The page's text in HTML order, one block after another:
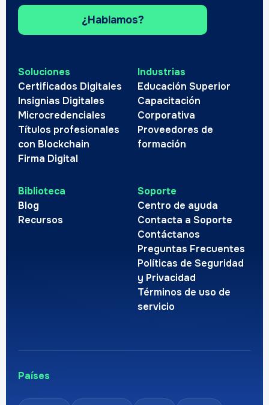
¿Hablamos?
Soluciones
Certificados Digitales
Insignias Digitales
Microcredenciales
Títulos profesionales
con Blockchain
Firma Digital
Industrias
Educación Superior
Capacitación
Corporativa
Proveedores de
formación
Biblioteca
Blog
Recursos
Soporte
Centro de ayuda
Contacta a Soporte
Contáctanos
Preguntas Frecuentes
Políticas de Seguridad
y Privacidad
Términos de uso de
servicio
Países